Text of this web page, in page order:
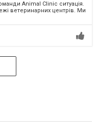
Animal Clinic ситуація.
ветеринарних центрів. Ми